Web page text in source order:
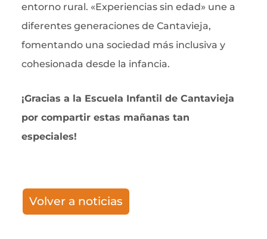
entorno rural. «Experiencias sin edad» une a
diferentes generaciones de Cantavieja,
fomentando una sociedad más inclusiva y
cohesionada desde la infancia.
¡Gracias a la Escuela Infantil de Cantavieja
por compartir estas mañanas tan
especiales!
Volver a noticias